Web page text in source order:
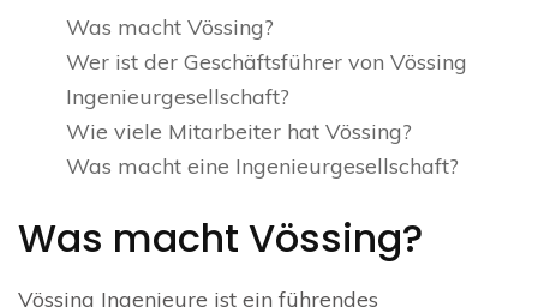
Was macht Vössing?
Wer ist der Geschäftsführer von Vössing
Ingenieurgesellschaft?
Wie viele Mitarbeiter hat Vössing?
Was macht eine Ingenieurgesellschaft?
Was macht Vössing?
Vössing Ingenieure ist ein führendes